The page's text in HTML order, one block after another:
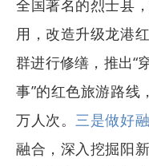
全国著名的烈士县
用，改造升级龙港
群进行修缮，推出“
事”的红色旅游路线
万人次。 三是做好
融合，深入挖掘阳